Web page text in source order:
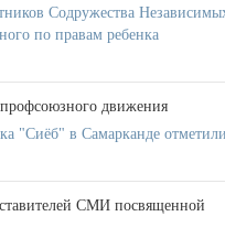
Содружества
по правам ребенка
движения
"Сиёб" в Самарканде отметили
СМИ посвященной